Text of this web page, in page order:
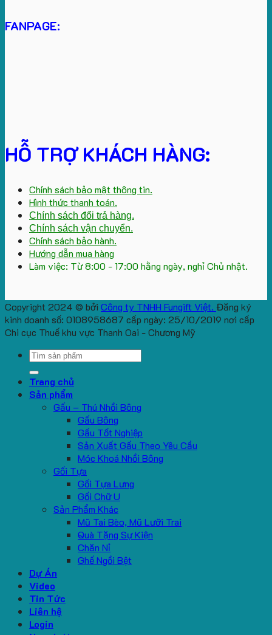
FANPAGE:
HỖ TRỢ KHÁCH HÀNG:
Chính sách bảo mật thông tin.
Hình thức thanh toán.
Chính sách đổi trả hàng.
Chính sách vận chuyển.
Chính sách bảo hành.
Hướng dẫn mua hàng
Làm việc: Từ 8:00 - 17:00 hằng ngày, nghỉ Chủ nhật.
Copyright 2024 © bởi Công ty TNHH Fungift Việt. Đăng ký
kinh doanh số: 0108958687 cấp ngày: 25/10/2019 nơi cấp
Chi cục Thuế khu vực Thanh Oai - Chương Mỹ
Search
Trang chủ
Sản phẩm
Gấu – Thú Nhồi Bông
Gấu Bông
Gấu Tốt Nghiệp
Sản Xuất Gấu Theo Yêu Cầu
Móc Khoá Nhồi Bông
Gối Tựa
Gối Tựa Lưng
Gối Chữ U
Sản Phẩm Khác
Mũ Tai Bèo, Mũ Lưỡi Trai
Quà Tặng Sự Kiện
Chăn Nỉ
Ghế Ngồi Bệt
Dự Án
Video
Tin Tức
Liên hệ
Login